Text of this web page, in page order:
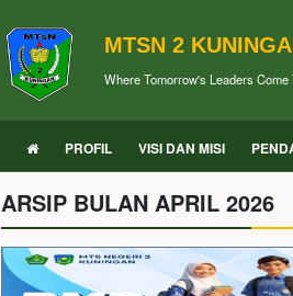
MTSN 2
Where Tomorrow's Leaders Come
PROFIL VISI DAN MISI
ARSIP BULAN APRIL 2026